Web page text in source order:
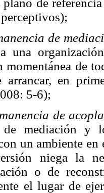
de
una
momentánea de
en
5-6);
de
de mediación y
un ambiente en
niega la
o de
el lugar de